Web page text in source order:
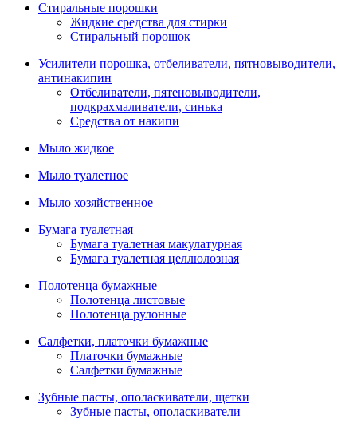
Стиральные порошки
Жидкие средства для стирки
Стиральный порошок
Усилители порошка, отбеливатели, пятновыводители,
антинакипин
Отбеливатели, пятеновыводители,
подкрахмаливатели, синька
Средства от накипи
Мыло жидкое
Мыло туалетное
Мыло хозяйственное
Бумага туалетная
Бумага туалетная макулатурная
Бумага туалетная целлюлозная
Полотенца бумажные
Полотенца листовые
Полотенца рулонные
Салфетки, платочки бумажные
Платочки бумажные
Салфетки бумажные
Зубные пасты, ополаскиватели, щетки
Зубные пасты, ополаскиватели